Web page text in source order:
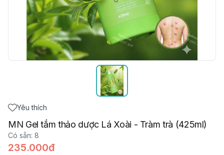
Yêu thích
MN Gel tắm thảo dược Lá Xoài - Tràm trà (425ml)
Có sẵn: 8
235.000đ